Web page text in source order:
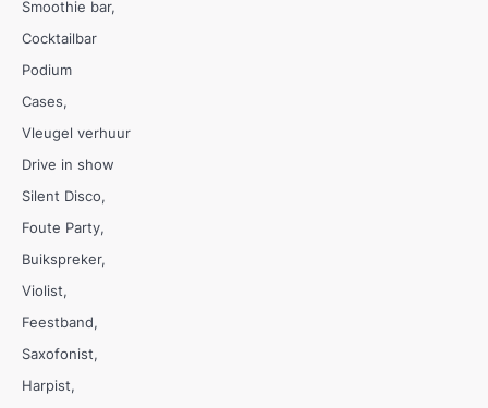
Smoothie bar
Cocktailbar
Podium
Cases
Vleugel verhuur
Drive in show
Silent Disco
Foute Party
Buikspreker
Violist
Feestband
Saxofonist
Harpist